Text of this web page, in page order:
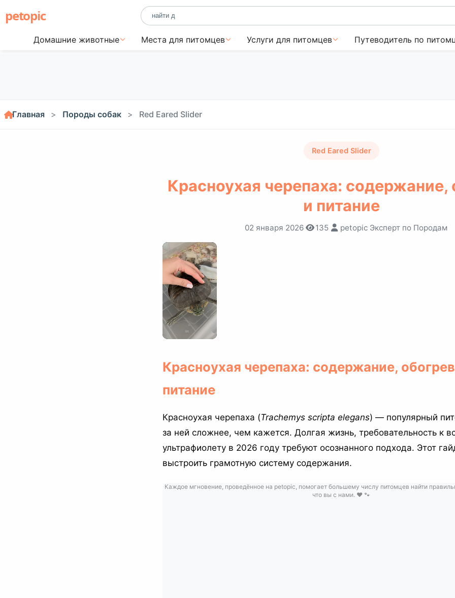
petopic
Домашние животные Места для питомцев Услуги для питомцев Путеводитель по
Главная Породы собак Red Eared Slider
Red Eared Slider
Красноухая черепаха: содержание,
и питание
02 января 2026 135 petopic Эксперт по Породам
Красноухая черепаха: содержание,
питание
Красноухая черепаха (Trachemys scripta elegans) — популярный
за ней сложнее, чем кажется. Долгая жизнь, требовательность к
ультрафиолету в 2026 году требуют осознанного подхода. Этот
выстроить грамотную систему содержания.
Каждое мгновение, проведённое на petopic, помогает большему числу питомцев найти
что вы с нами. ❤️ 🐾